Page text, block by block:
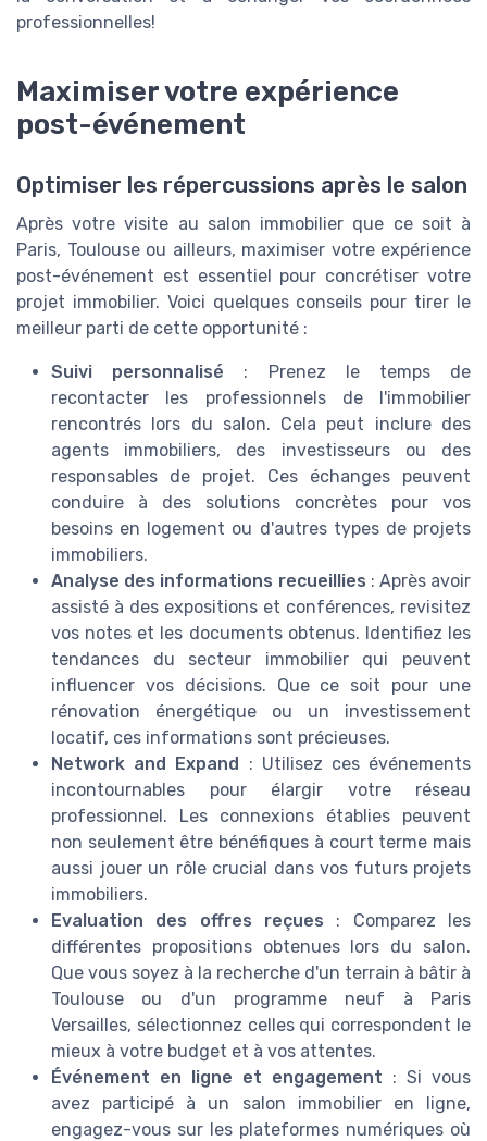
professionnelles!
Maximiser votre expérience
post-événement
Optimiser les répercussions après le salon
Après votre visite au salon immobilier que ce soit à
Paris, Toulouse ou ailleurs, maximiser votre expérience
post-événement est essentiel pour concrétiser votre
projet immobilier. Voici quelques conseils pour tirer le
meilleur parti de cette opportunité :
Suivi personnalisé : Prenez le temps de
recontacter les professionnels de l'immobilier
rencontrés lors du salon. Cela peut inclure des
agents immobiliers, des investisseurs ou des
responsables de projet. Ces échanges peuvent
conduire à des solutions concrètes pour vos
besoins en logement ou d'autres types de projets
immobiliers.
Analyse des informations recueillies : Après avoir
assisté à des expositions et conférences, revisitez
vos notes et les documents obtenus. Identifiez les
tendances du secteur immobilier qui peuvent
influencer vos décisions. Que ce soit pour une
rénovation énergétique ou un investissement
locatif, ces informations sont précieuses.
Network and Expand : Utilisez ces événements
incontournables pour élargir votre réseau
professionnel. Les connexions établies peuvent
non seulement être bénéfiques à court terme mais
aussi jouer un rôle crucial dans vos futurs projets
immobiliers.
Evaluation des offres reçues : Comparez les
différentes propositions obtenues lors du salon.
Que vous soyez à la recherche d'un terrain à bâtir à
Toulouse ou d'un programme neuf à Paris
Versailles, sélectionnez celles qui correspondent le
mieux à votre budget et à vos attentes.
Événement en ligne et engagement : Si vous
avez participé à un salon immobilier en ligne,
engagez-vous sur les plateformes numériques où